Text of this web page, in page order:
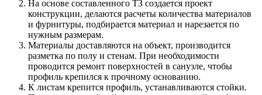
На основе составленного ТЗ создается проект
конструкции, делаются расчеты количества материалов
и фурнитуры, подбирается материал и нарезается по
нужным размерам.
Материалы доставляются на объект, производится
разметка по полу и стенам. При необходимости
проводится ремонт поверхностей в санузле, чтобы
профиль крепился к прочному основанию.
К листам крепится профиль, устанавливаются стойки.